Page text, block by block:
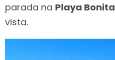
parada na Playa Bonita
vista.